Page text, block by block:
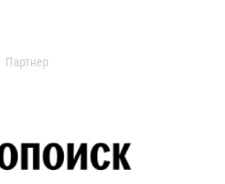
Партнер